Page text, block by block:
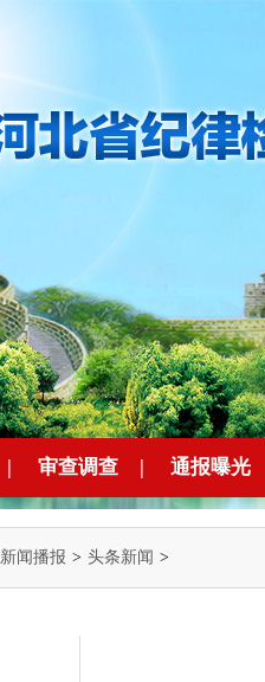
| 审查调查 | 通报曝光
新闻播报 > 头条新闻 >